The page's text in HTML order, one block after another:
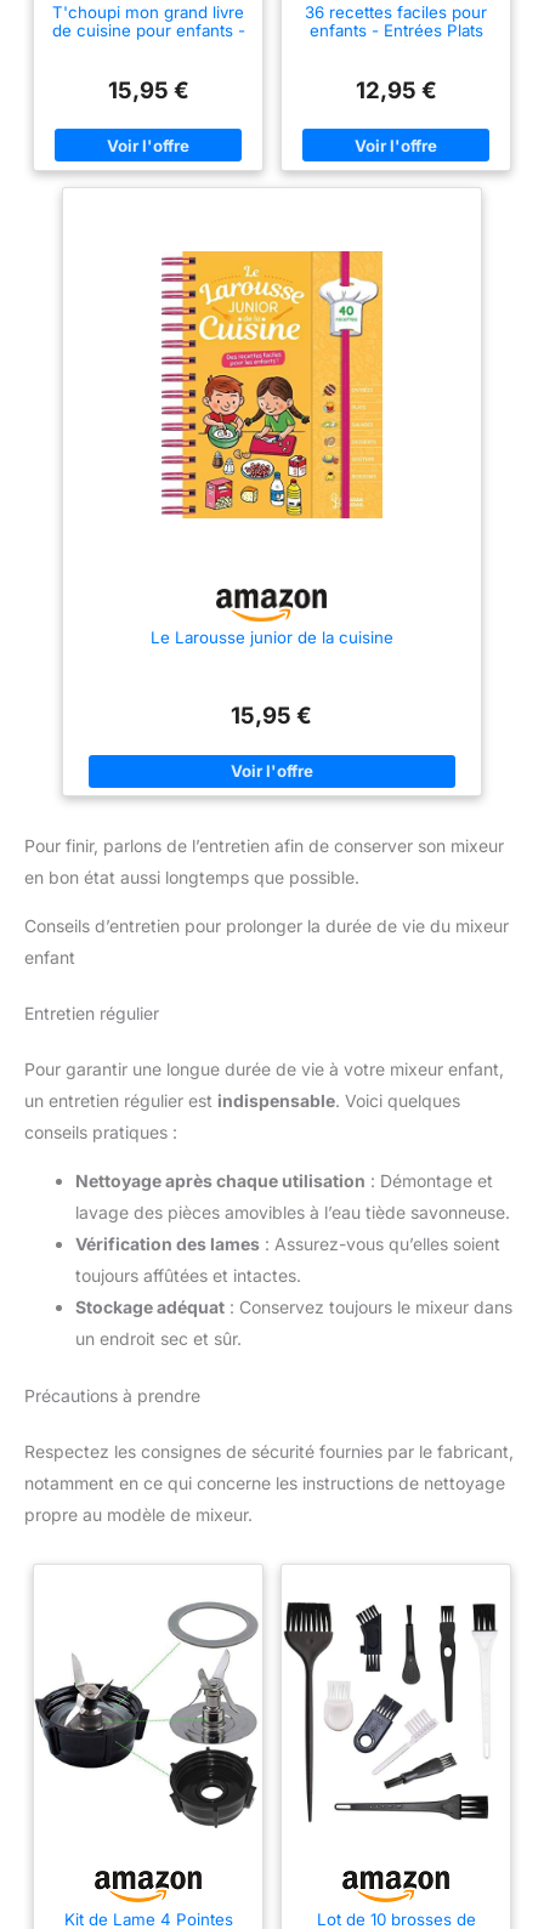
T'choupi mon grand livre
de cuisine pour enfants -
de recettes pour enfants)
15,95 €
36 recettes faciles pour
enfants - Entrées Plats
dès 7 ans - Apprendre à
cuisiner en famille -
avec son enfant
12,95 €
Le Larousse junior de la cuisine
15,95 €
Pour finir, parlons de l’entretien afin de conserver son mixeur
en bon état aussi longtemps que possible.
Conseils d’entretien pour prolonger la durée de vie du mixeur
enfant
Entretien régulier
Pour garantir une longue durée de vie à votre mixeur enfant,
un entretien régulier est indispensable. Voici quelques
conseils pratiques :
Nettoyage après chaque utilisation : Démontage et
lavage des pièces amovibles à l’eau tiède savonneuse.
Vérification des lames : Assurez-vous qu’elles soient
toujours affûtées et intactes.
Stockage adéquat : Conservez toujours le mixeur dans
un endroit sec et sûr.
Précautions à prendre
Respectez les consignes de sécurité fournies par le fabricant,
notamment en ce qui concerne les instructions de nettoyage
propre au modèle de mixeur.
Kit de Lame 4 Pointes
Lot de 10 brosses de